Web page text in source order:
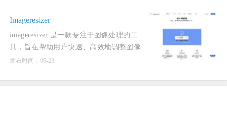
Imageresizer
imageresizer 是一款专注于图像处理的工
具，旨在帮助用户快速、高效地调整图像
大小、压缩、转换格式以及进行其他图像
发布时间：06-23